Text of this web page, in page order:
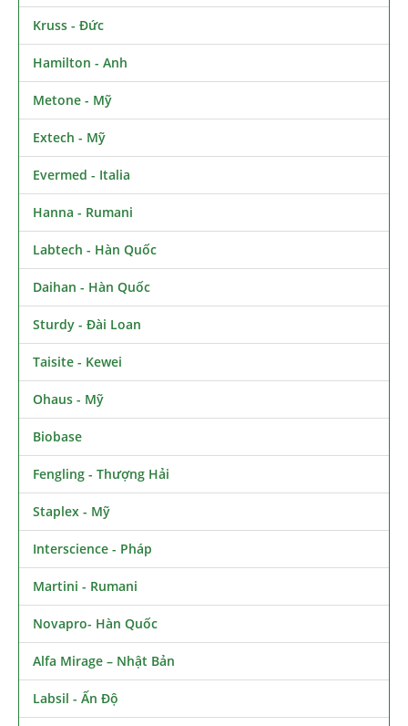
Kruss - Đức
Hamilton - Anh
Metone - Mỹ
Extech - Mỹ
Evermed - Italia
Hanna - Rumani
Labtech - Hàn Quốc
Daihan - Hàn Quốc
Sturdy - Đài Loan
Taisite - Kewei
Ohaus - Mỹ
Biobase
Fengling - Thượng Hải
Staplex - Mỹ
Interscience - Pháp
Martini - Rumani
Novapro- Hàn Quốc
Alfa Mirage – Nhật Bản
Labsil - Ấn Độ